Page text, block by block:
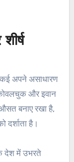
कई अपने असाधारण
और इवान
बनाए रखा है,
है।
देश में उभरते